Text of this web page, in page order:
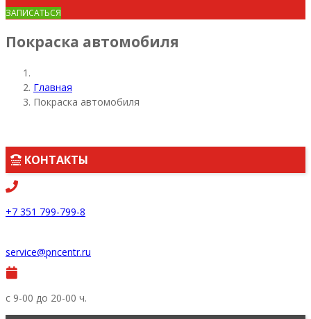
ЗАПИСАТЬСЯ
Покраска автомобиля
Главная
Покраска автомобиля
КОНТАКТЫ
+7 351 799-799-8
service@pncentr.ru
с 9-00 до 20-00 ч.